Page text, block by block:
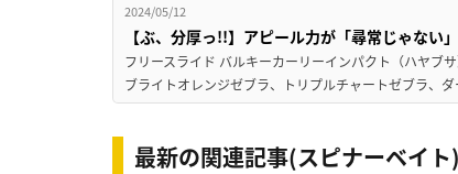
2024/05/12
【ぶ、分厚っ!!】アピール力が「尋常じゃない
フリースライド バルキーカーリーインパクト（ハヤブ
ブライトオレンジゼブラ、トリプルチャートゼブラ、
最新の関連記事(スピナーベイト)